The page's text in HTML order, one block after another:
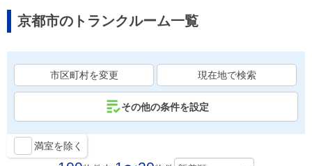
京都市のトランクルーム一覧
市区町村を変更 現在地で検索
その他の条件を設定
満室を除く